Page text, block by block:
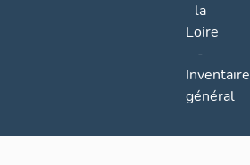
la
Loire
-
Inventaire
général